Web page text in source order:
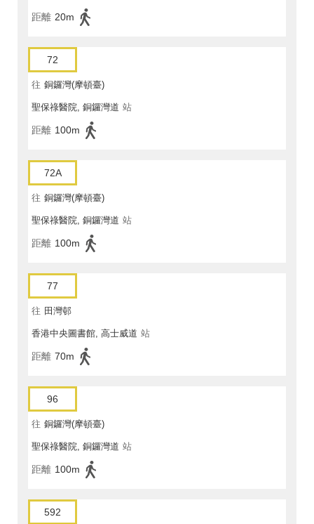
距離 20m
72
往 銅鑼灣(摩頓臺)
聖保祿醫院, 銅鑼灣道 站
距離 100m
72A
往 銅鑼灣(摩頓臺)
聖保祿醫院, 銅鑼灣道 站
距離 100m
77
往 田灣邨
香港中央圖書館, 高士威道 站
距離 70m
96
往 銅鑼灣(摩頓臺)
聖保祿醫院, 銅鑼灣道 站
距離 100m
592